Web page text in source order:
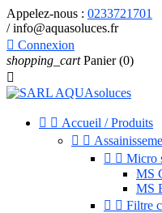
Appelez-nous : 0233721701
/ info@aquasoluces.fr
 Connexion
shopping_cart Panier (0)

  Accueil / Produits
 
  Micro
MS
MS
  Filtre